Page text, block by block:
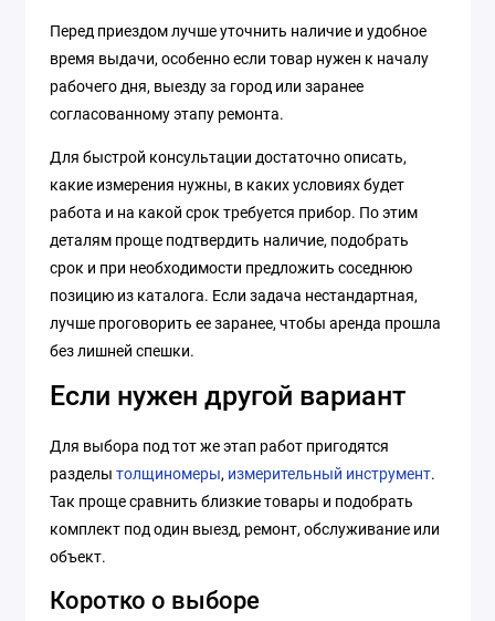
Перед приездом лучше уточнить наличие и удобное
время выдачи, особенно если товар нужен к началу
рабочего дня, выезду за город или заранее
согласованному этапу ремонта.
Для быстрой консультации достаточно описать,
какие измерения нужны, в каких условиях будет
работа и на какой срок требуется прибор. По этим
деталям проще подтвердить наличие, подобрать
срок и при необходимости предложить соседнюю
позицию из каталога. Если задача нестандартная,
лучше проговорить ее заранее, чтобы аренда прошла
без лишней спешки.
Если нужен другой вариант
Для выбора под тот же этап работ пригодятся
разделы толщиномеры, измерительный инструмент.
Так проще сравнить близкие товары и подобрать
комплект под один выезд, ремонт, обслуживание или
объект.
Коротко о выборе